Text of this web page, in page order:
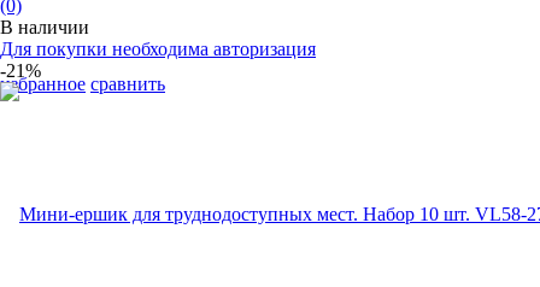
избранное сравнить
(0)
В наличии
Для покупки необходима авторизация
-21%